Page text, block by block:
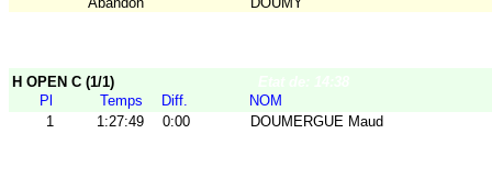
H OPEN C (1/1)
Pl
Temps Diff.
NOM
1
1:27:49 0:00 DOUMERGUE Maud